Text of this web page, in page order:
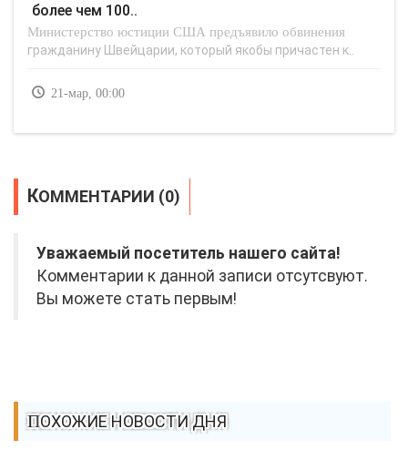
более чем 100..
Министерство юстиции США предъявило обвинения
гражданину Швейцарии, который якобы причастен к..
21-мар, 00:00
КОММЕНТАРИИ (0)
Уважаемый посетитель нашего сайта!
Комментарии к данной записи отсутсвуют.
Вы можете стать первым!
ПОХОЖИЕ НОВОСТИ ДНЯ